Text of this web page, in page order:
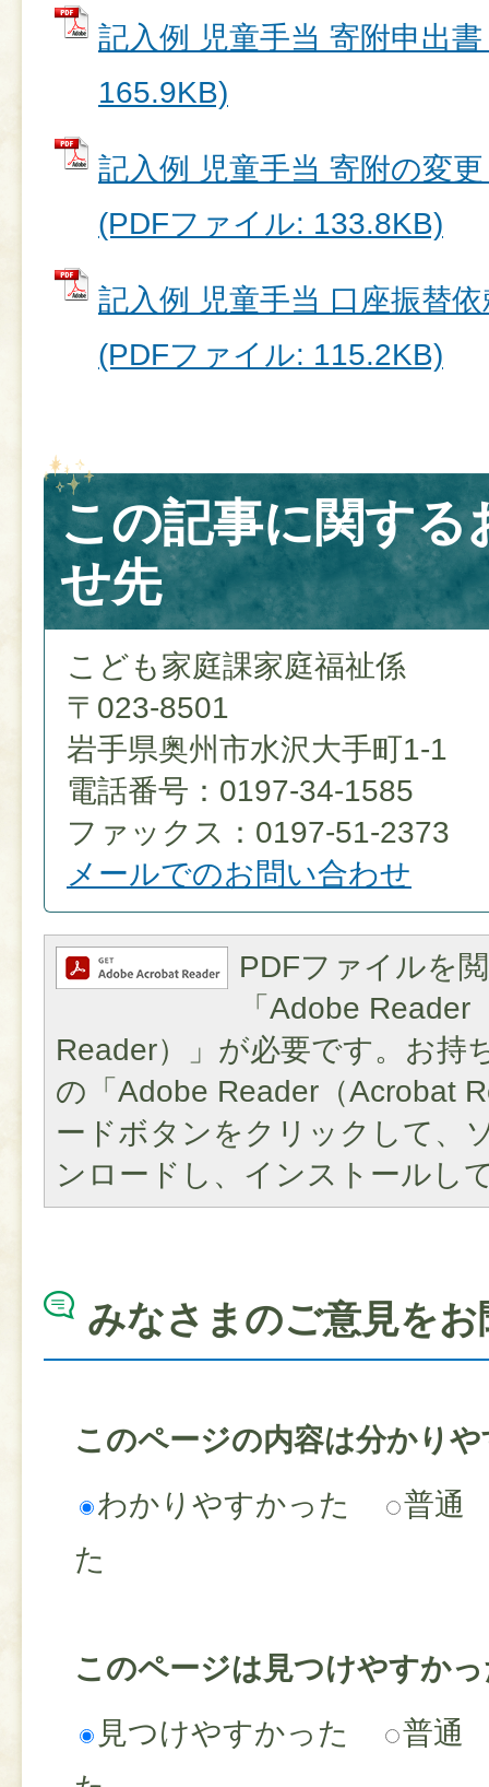
記入例 児童手当 寄附申出
165.9KB)
記入例 児童手当 寄附の変
(PDFファイル: 133.8KB)
記入例 児童手当 口座振替
(PDFファイル: 115.2KB)
この記事に関する
せ先
こども家庭課家庭福祉係
〒023-8501
岩手県奥州市水沢大手町1-1
電話番号：0197-34-1585
ファックス：0197-51-2373
メールでのお問い合わせ
PDFファイルを
「Adobe Reader
Reader）」が必要です。お持
の「Adobe Reader（Acrobat
ードボタンをクリックして、
ンロードし、インストールし
みなさまのご意見を
このページの内容は分かり
わかりやすかった
普通
た
このページは見つけやすか
見つけやすかった
普通